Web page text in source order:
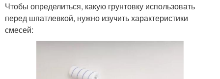
Чтобы определиться, какую грунтовку использовать
перед шпатлевкой, нужно изучить характеристики
смесей: